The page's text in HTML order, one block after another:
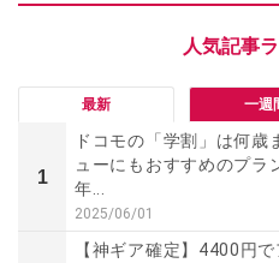
最新 一週
1
ドコモの「学割」は何歳
ューにもおすすめのプラ
年...
2025/06/01
【神ギア確定】4400円